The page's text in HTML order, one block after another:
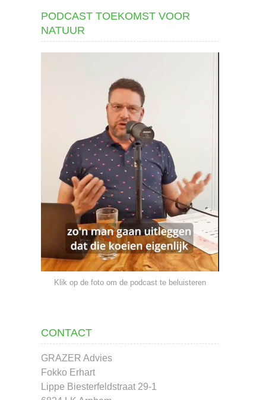
PODCAST TOEKOMST VOOR
NATUUR
Klik op de foto om de podcast te beluisteren
CONTACT
GRAZER Advies
Fokko Erhart
Lippe Biesterfeldstraat 29-1